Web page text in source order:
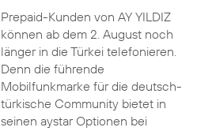
Prepaid-Kunden von AY YILDIZ
können ab dem 2. August noch
länger in die Türkei telefonieren.
Denn die führende
Mobilfunkmarke für die deutsch-
türkische Community bietet in
seinen aystar Optionen bei